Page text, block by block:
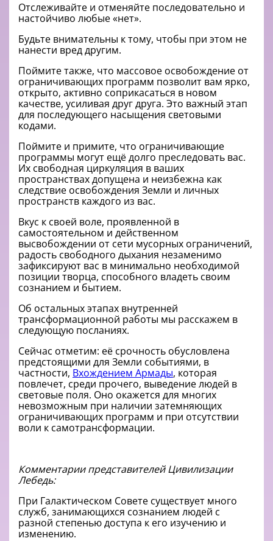
Отслеживайте и отменяйте последовательно и
настойчиво любые «нет».
Будьте внимательны к тому, чтобы при этом не
нанести вред другим.
Поймите также, что массовое освобождение от
ограничивающих программ позволит вам ярко,
открыто, активно соприкасаться в новом
качестве, усиливая друг друга. Это важный этап
для последующего насыщения световыми
кодами.
Поймите и примите, что ограничивающие
программы могут ещё долго преследовать вас.
Их свободная циркуляция в ваших
пространствах допущена и неизбежна как
следствие освобождения Земли и личных
пространств каждого из вас.
Вкус к своей воле, проявленной в
самостоятельном и действенном
высвобождении от сети мусорных ограничений,
радость свободного дыхания незаменимо
зафиксируют вас в минимально необходимой
позиции творца, способного владеть своим
сознанием и бытием.
Об остальных этапах внутренней
трансформационной работы мы расскажем в
следующую посланиях.
Сейчас отметим: её срочность обусловлена
предстоящими для Земли событиями, в
частности, Вхождением Армады, которая
повлечет, среди прочего, выведение людей в
световые поля. Оно окажется для многих
невозможным при наличии затемняющих
ограничивающих программ и при отсутствии
воли к самотрансформации.
Комментарии представителей Цивилизации
Лебедь:
При Галактическом Совете существует много
служб, занимающихся сознанием людей с
разной степенью доступа к его изучению и
изменению.